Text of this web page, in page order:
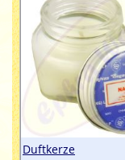
Duftkerze